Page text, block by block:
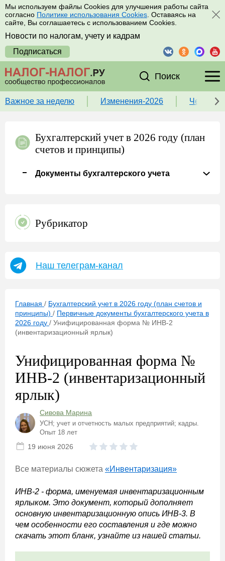
Мы используем файлы Cookies для улучшения работы сайта
согласно Политике использования Cookies . Оставаясь на
сайте, Вы соглашаетесь с использованием Cookies.
Новости по налогам, учету и кадрам
Подписаться
Поиск
Важное за неделю Изменения-2026 Чек-
Бухгалтерский учет в 2026 году (план
счетов и принципы)
Документы бухгалтерского учета
Рубрикатор
Наш телеграм-канал
Главная / Бухгалтерский учет в 2026 году (план счетов и
принципы) / Первичные документы бухгалтерского учета в
2026 году / Унифицированная форма № ИНВ-2
(инвентаризационный ярлык)
Унифицированная форма №
ИНВ-2 (инвентаризационный
ярлык)
Сивова Марина
УСН; учет и отчетность малых предприятий; кадры.
Опыт 18 лет
19 июня 2026
Все материалы сюжета «Инвентаризация»
ИНВ-2 - форма, именуемая инвентаризационным
ярлыком. Это документ, который дополняет
основную инвентаризационную опись ИНВ-3. В
чем особенности его составления и где можно
скачать этот бланк, узнайте из нашей статьи.